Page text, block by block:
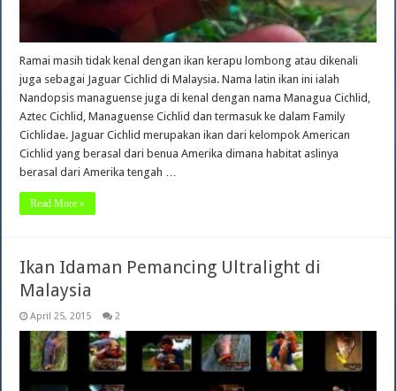
Ramai masih tidak kenal dengan ikan kerapu lombong atau dikenali
juga sebagai Jaguar Cichlid di Malaysia. Nama latin ikan ini ialah
Nandopsis managuense juga di kenal dengan nama Managua Cichlid,
Aztec Cichlid, Managuense Cichlid dan termasuk ke dalam Family
Cichlidae. Jaguar Cichlid merupakan ikan dari kelompok American
Cichlid yang berasal dari benua Amerika dimana habitat aslinya
berasal dari Amerika tengah …
Read More »
Ikan Idaman Pemancing Ultralight di
Malaysia
April 25, 2015 2